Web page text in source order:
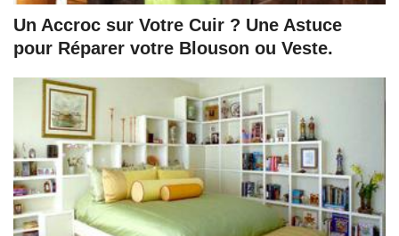
Un Accroc sur Votre Cuir ? Une Astuce
pour Réparer votre Blouson ou Veste.